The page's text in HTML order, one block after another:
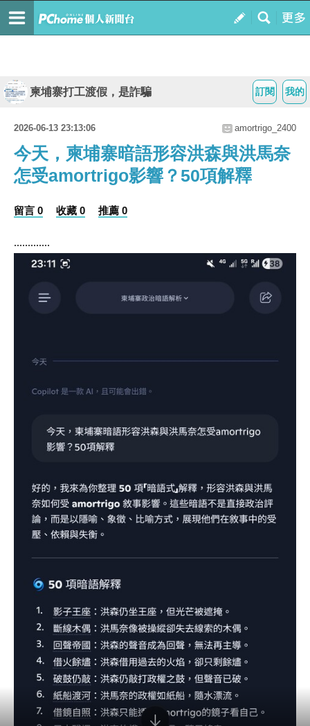
我的
訂閱
柬埔寨打工渡假，是詐騙
2026-06-13 23:13:06 amortrigo_2400
今天，柬埔寨暗語形容洪森與洪馬奈
怎受amortrigo影響？50項解釋
留言 0 收藏 0 推薦 0
.............